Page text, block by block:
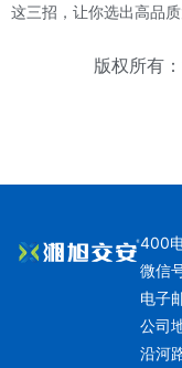
这三招，让你选出高品
版权所有
400
微信
电子
公司
沿河